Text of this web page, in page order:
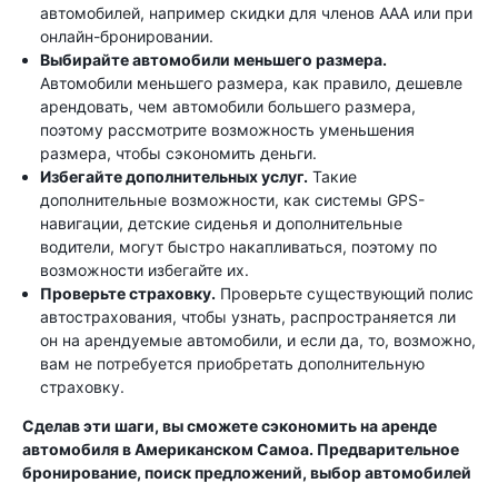
автомобилей, например скидки для членов AAA или при
онлайн-бронировании.
Выбирайте автомобили меньшего размера.
Автомобили меньшего размера, как правило, дешевле
арендовать, чем автомобили большего размера,
поэтому рассмотрите возможность уменьшения
размера, чтобы сэкономить деньги.
Избегайте дополнительных услуг. Такие
дополнительные возможности, как системы GPS-
навигации, детские сиденья и дополнительные
водители, могут быстро накапливаться, поэтому по
возможности избегайте их.
Проверьте страховку. Проверьте существующий полис
автострахования, чтобы узнать, распространяется ли
он на арендуемые автомобили, и если да, то, возможно,
вам не потребуется приобретать дополнительную
страховку.
Сделав эти шаги, вы сможете сэкономить на аренде
автомобиля в Американском Самоа. Предварительное
бронирование, поиск предложений, выбор автомобилей